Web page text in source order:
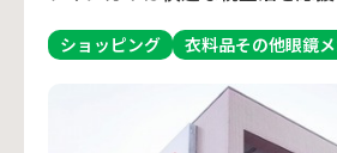
ショッピング 衣料品その他眼鏡